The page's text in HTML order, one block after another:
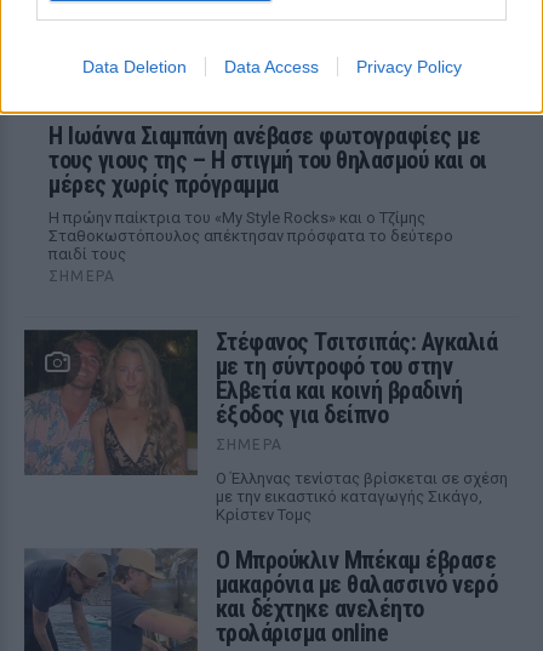
Data Deletion Data Access Privacy Policy
H Ιωάννα Σιαμπάνη ανέβασε φωτογραφίες με
τους γιους της – Η στιγμή του θηλασμού και οι
μέρες χωρίς πρόγραμμα
Η πρώην παίκτρια του «My Style Rocks» και ο Τζίμης
Σταθοκωστόπουλος απέκτησαν πρόσφατα το δεύτερο
παιδί τους
ΣΉΜΕΡΑ
Στέφανος Τσιτσιπάς: Αγκαλιά
με τη σύντροφό του στην
Ελβετία και κοινή βραδινή
έξοδος για δείπνο
ΣΉΜΕΡΑ
Ο Έλληνας τενίστας βρίσκεται σε σχέση
με την εικαστικό καταγωγής Σικάγο,
Κρίστεν Τομς
Ο Μπρούκλιν Μπέκαμ έβρασε
μακαρόνια με θαλασσινό νερό
και δέχτηκε ανελέητο
τρολάρισμα online